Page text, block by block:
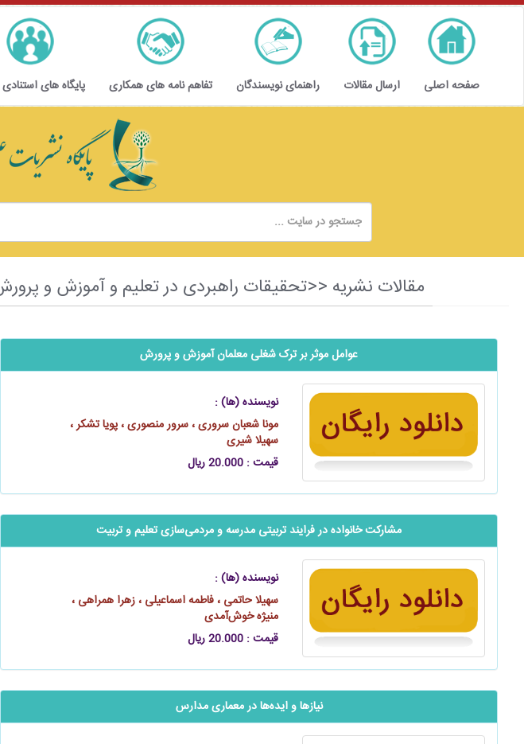
صفحه اصلی ارسال مقالات راهنمای نویسندگان تفاهم نامه های همکاری پایگاه های
مقالات نشریه <<تحقیقات راهبردی در تعلیم و آموزش و پرورش>> آرشیو <<شماره 10 ، دوره
عوامل موثر بر ترک شغلی معلمان آموزش و پرورش
نویسنده (ها) :
مونا شعبان سروری ، سرور منصوری ، پویا تشکر ،
سهیلا شیری
قیمت : 20.000 ریال
مشارکت خانواده در فرایند تربیتی مدرسه و مردمی‌‌‌‌‌‌سازی تعلیم و تربیت
نویسنده (ها) :
سهیلا حاتمی ، فاطمه اسماعیلی ، زهرا همراهی ،
منیژه خوش‌آمدی
قیمت : 20.000 ریال
نیازها و ایده‌ها در معماری مدارس